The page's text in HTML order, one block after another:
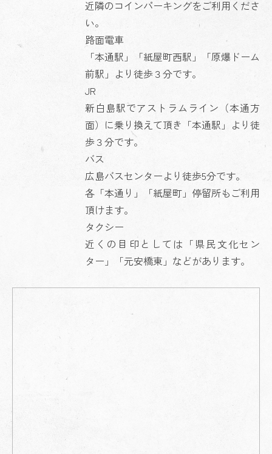
近隣のコインパーキングをご利用くださ
い。
路面電車
「本通駅」「紙屋町西駅」「原爆ドーム
前駅」より徒歩３分です。
JR
新白島駅でアストラムライン（本通方
面）に乗り換えて頂き「本通駅」より徒
歩３分です。
バス
広島バスセンターより徒歩5分です。
各「本通り」「紙屋町」停留所もご利用
頂けます。
タクシー
近くの目印としては「県民文化セン
ター」「元安橋東」などがあります。